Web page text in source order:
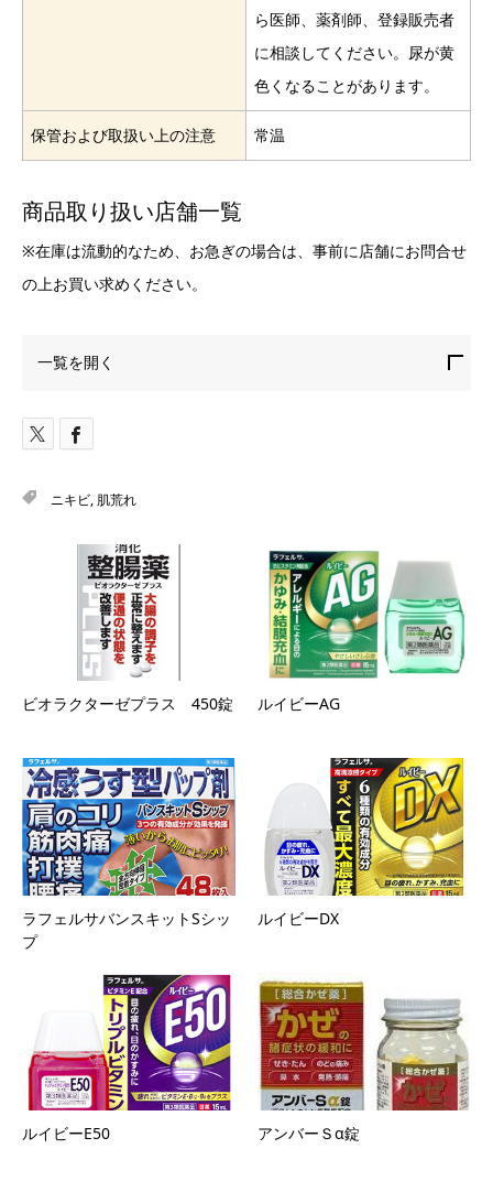
ら医師、薬剤師、登録販売者
に相談してください。尿が黄
色くなることがあります。
保管および取扱い上の注意 常温
商品取り扱い店舗一覧
※在庫は流動的なため、お急ぎの場合は、事前に店舗にお問合せ
の上お買い求めください。
一覧を開く
ニキビ, 肌荒れ
ビオラクターゼプラス 450錠 ルイビーAG
ラフェルサバンスキットSシッ
プ
ルイビーDX
ルイビーE50 アンバーＳα錠